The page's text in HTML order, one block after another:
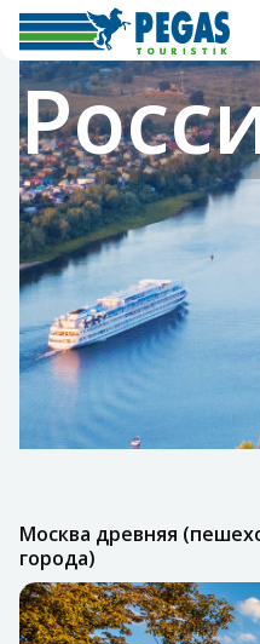
Москва древняя
города)